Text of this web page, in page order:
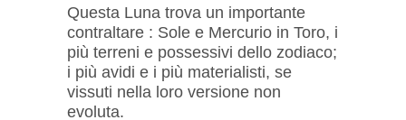
Questa Luna trova un importante
contraltare : Sole e Mercurio in Toro, i
più terreni e possessivi dello zodiaco;
i più avidi e i più materialisti, se
vissuti nella loro versione non
evoluta.